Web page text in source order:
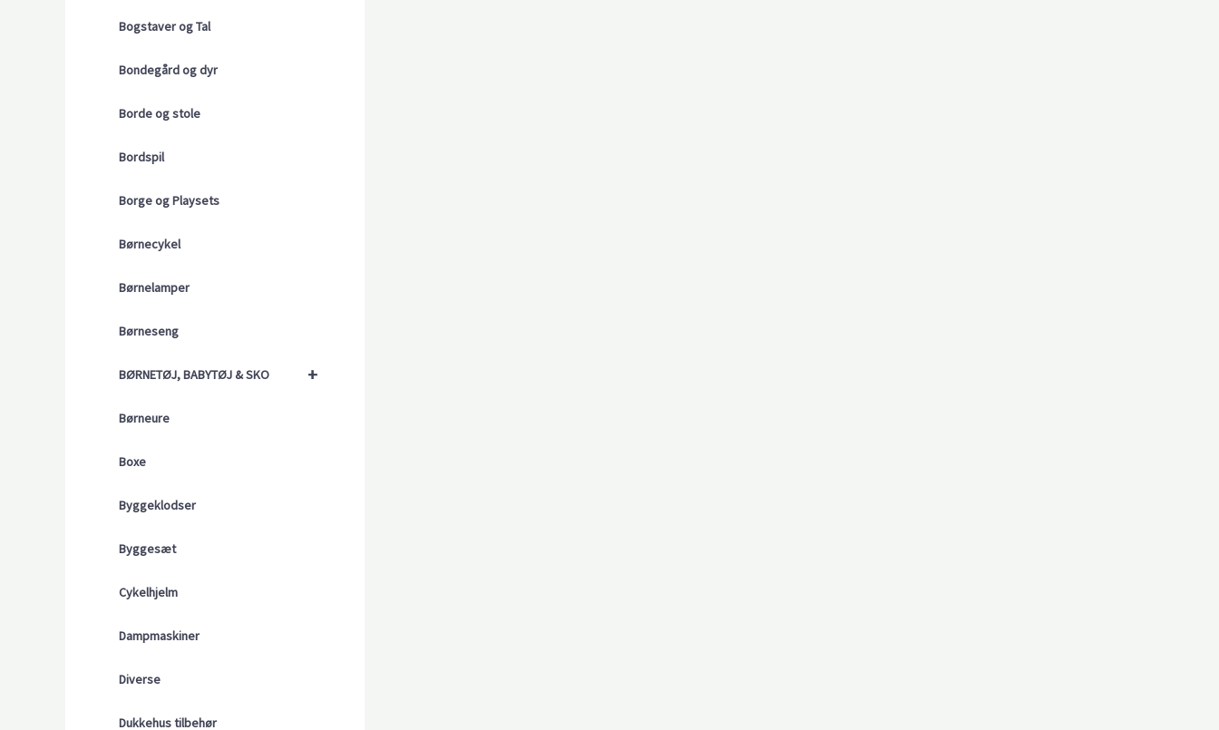
Bogstaver og Tal
Bondegård og dyr
Borde og stole
Bordspil
Borge og Playsets
Børnecykel
Børnelamper
Børneseng
+
BØRNETØJ, BABYTØJ & SKO
Børneure
Boxe
Byggeklodser
Byggesæt
Cykelhjelm
Dampmaskiner
Diverse
Dukkehus tilbehør